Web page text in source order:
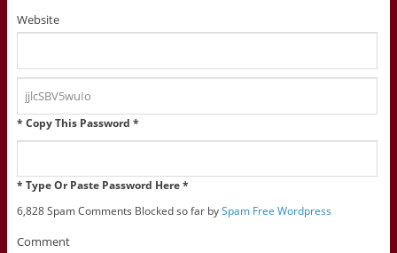
Website
* Copy This Password *
* Type Or Paste Password Here *
6,828 Spam Comments Blocked so far bySpam Free Wordpress
Comment